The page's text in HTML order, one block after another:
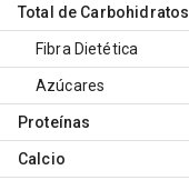
Total de Carbohidratos
Fibra Dietética
Azúcares
Proteínas
Calcio